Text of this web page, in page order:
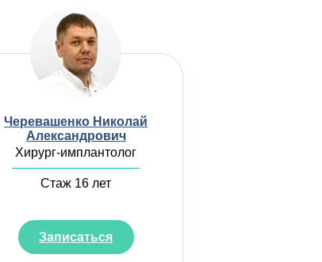
Черевашенко Николай
Александрович
Хирург-имплантолог
Стаж 16 лет
Записаться